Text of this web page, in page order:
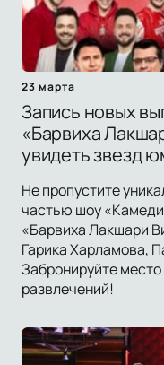
23 марта
Запись новых
«Барвиха
увидеть звезд
Не пропустите
частью шоу
«Барвиха Лакшари
Гарика Харламова,
Забронируйте
развлечений!